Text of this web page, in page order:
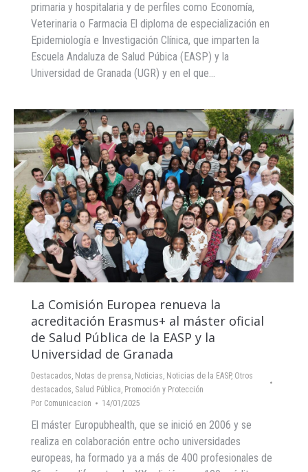
primaria y hospitalaria y de perfiles como Economía,
Veterinaria o Farmacia El diploma de especialización en
Epidemiología e Investigación Clínica, que imparten la
Escuela Andaluza de Salud Púbica (EASP) y la
Universidad de Granada (UGR) y en el que…
La Comisión Europea renueva la
acreditación Erasmus+ al máster oficial
de Salud Pública de la EASP y la
Universidad de Granada
Destacados, Notas de prensa, Noticias, Noticias de la EASP, Otros
destacados, Salud Pública, Promoción y Protección
Por Comunicacion 14/01/2025
El máster Europubhealth, que se inició en 2006 y se
realiza en colaboración entre ocho universidades
europeas, ha formado ya a más de 400 profesionales de